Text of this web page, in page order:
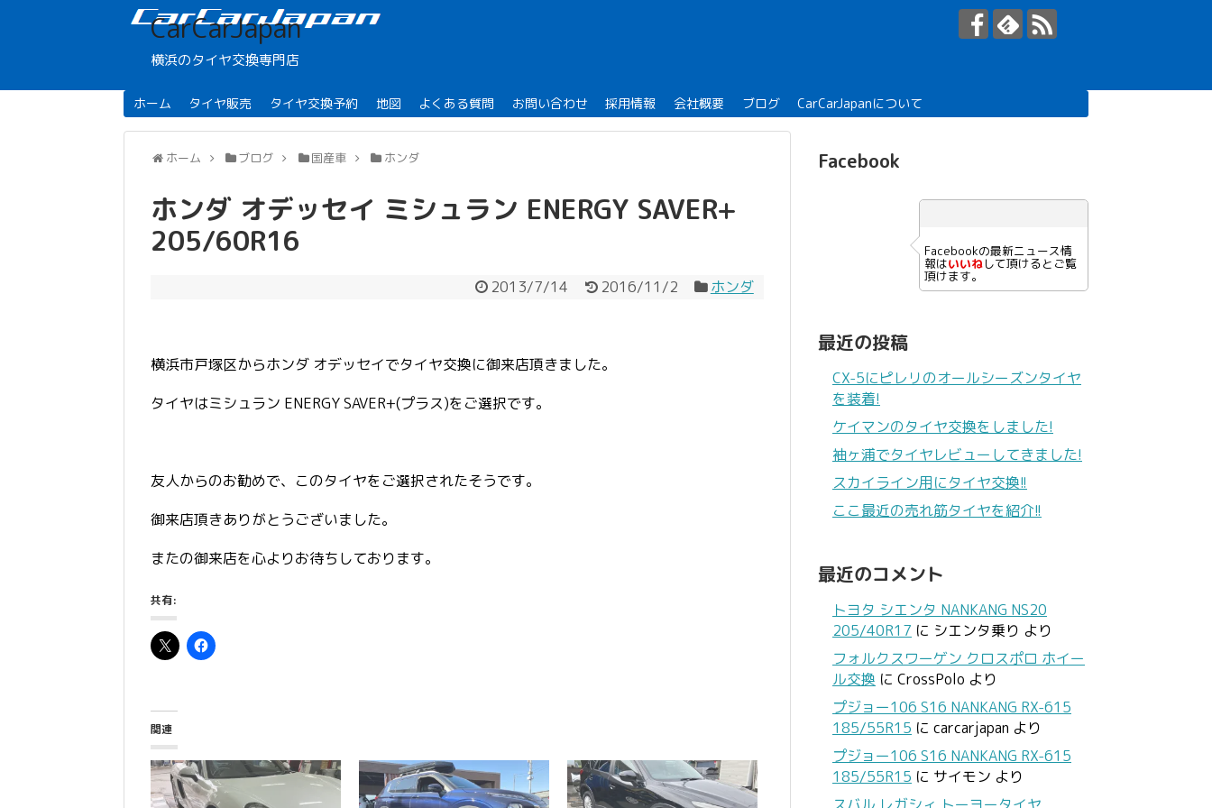
CarCarJapan
横浜のタイヤ交換専門店
ホーム タイヤ販売 タイヤ交換予約 地図 よくある質問 お問い合わせ 採用情報 会社概要 ブログ CarCarJapanについて
ホーム ブログ 国産車 ホンダ
ホンダ オデッセイ ミシュラン ENERGY SAVER+
205/60R16
2013/7/14 2016/11/2 ホンダ
横浜市戸塚区からホンダ オデッセイでタイヤ交換に御来店頂きました。
タイヤはミシュラン ENERGY SAVER+(プラス)をご選択です。
友人からのお勧めで、このタイヤをご選択されたそうです。
御来店頂きありがとうございました。
またの御来店を心よりお待ちしております。
共有:
関連
Facebook
Facebookの最新ニュース情
報はいいねして頂けるとご覧
頂けます。
最近の投稿
CX-5にピレリのオールシーズンタイヤ
を装着!
ケイマンのタイヤ交換をしました!
袖ヶ浦でタイヤレビューしてきました!
スカイライン用にタイヤ交換!!
ここ最近の売れ筋タイヤを紹介!!
最近のコメント
トヨタ シエンタ NANKANG NS20
205/40R17 に シエンタ乗り より
フォルクスワーゲン クロスポロ ホイー
ル交換 に CrossPolo より
プジョー106 S16 NANKANG RX-615
185/55R15 に carcarjapan より
プジョー106 S16 NANKANG RX-615
185/55R15 に サイモン より